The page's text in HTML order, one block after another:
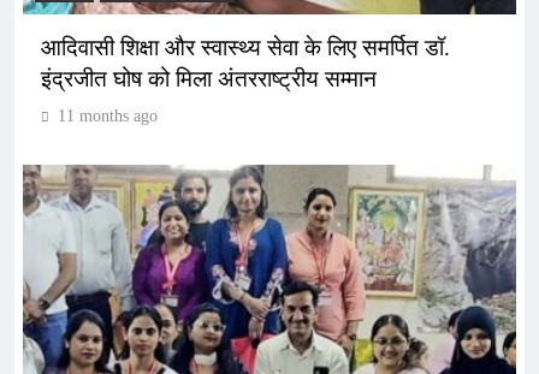
आदिवासी शिक्षा और स्वास्थ्य सेवा के लिए समर्पित डॉ.
इंद्रजीत घोष को मिला अंतरराष्ट्रीय सम्मान
11 months ago